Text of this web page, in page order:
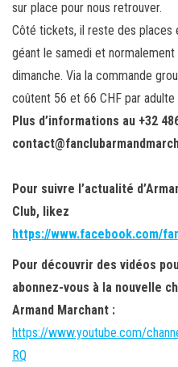
sur place pour nous retrouver.
Côté tickets, il reste des places
géant le samedi et
dimanche. Via la commande
coûtent 56 et 66 CHF par adulte
Plus d’informations au +32
Pour suivre l’actualité
Club, likez
https://www.facebook.com/
Pour découvrir des vidéos
abonnez-vous à la nouvelle
Armand Marchant :
https://www.youtube.com/
RQ